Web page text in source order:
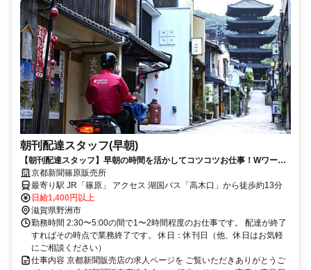
朝刊配達スタッフ(早朝)
【朝刊配達スタッフ】早朝の時間を活かしてコツコツお仕事！Wワー
ク・シニアスタッフ活躍中！
京都新聞篠原販売所
最寄り駅 JR「篠原」 アクセス 湖国バス「高木口」から徒歩約13分
日給1,400円以上
滋賀県野洲市
勤務時間 2:30〜5:00の間で1〜2時間程度のお仕事です。 配達が終了
すればその時点で業務終了です。 休日：休刊日（他、休日はお気軽
にご相談ください）
仕事内容 京都新聞販売店の求人ページを ご覧いただきありがとうご